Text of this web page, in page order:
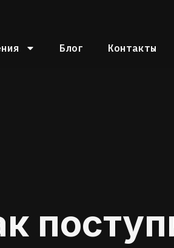
Блог Контакты